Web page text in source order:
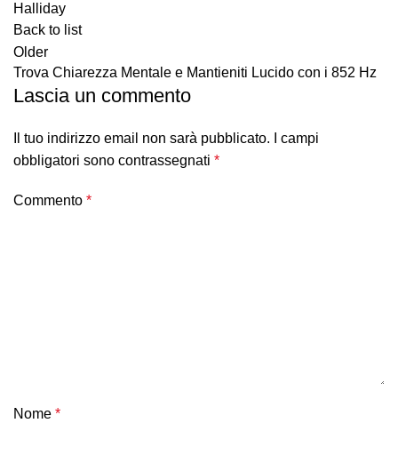
Halliday
Back to list
Older
Trova Chiarezza Mentale e Mantieniti Lucido con i 852 Hz
Lascia un commento
Il tuo indirizzo email non sarà pubblicato.
I campi
obbligatori sono contrassegnati *
Commento *
Nome *